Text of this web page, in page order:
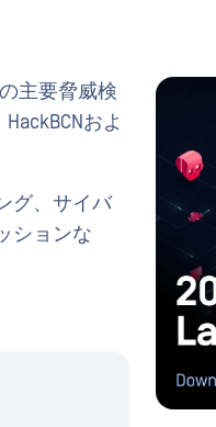
主要脅威検
およ
グ、サイバ
ションな